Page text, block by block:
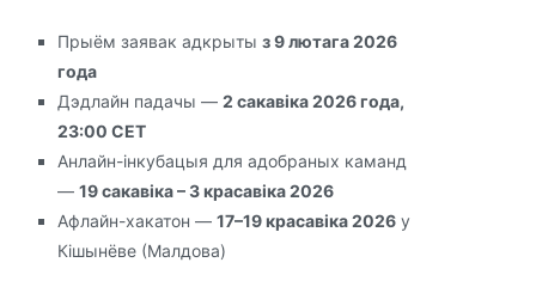
Прыём заявак адкрытыз 9 лютага 2026
года
Дэдлайн падачы —2 сакавіка 2026 года,
23:00 CET
Анлайн-інкубацыя для адобраных каманд
—19 сакавіка – 3 красавіка 2026
Афлайн-хакатон —17–19 красавіка 2026 у
Кішынёве (Малдова)